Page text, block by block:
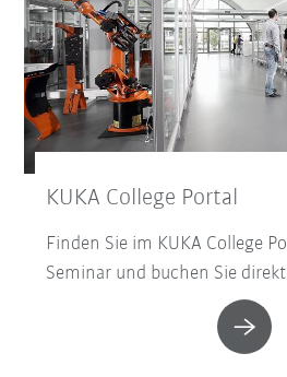
KUKA College Portal
Finden Sie im KUKA College
Seminar und buchen Sie